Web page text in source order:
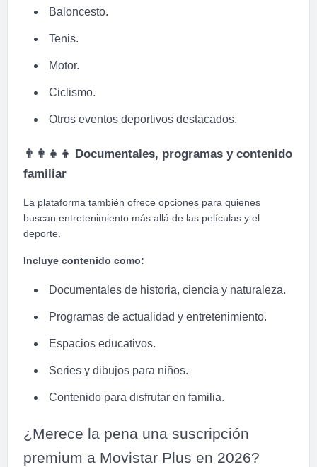
Baloncesto.
Tenis.
Motor.
Ciclismo.
Otros eventos deportivos destacados.
👨 👩 👧 👦 Documentales, programas y contenido
familiar
La plataforma también ofrece opciones para quienes
buscan entretenimiento más allá de las películas y el
deporte.
Incluye contenido como:
Documentales de historia, ciencia y naturaleza.
Programas de actualidad y entretenimiento.
Espacios educativos.
Series y dibujos para niños.
Contenido para disfrutar en familia.
¿Merece la pena una suscripción
premium a Movistar Plus en 2026?